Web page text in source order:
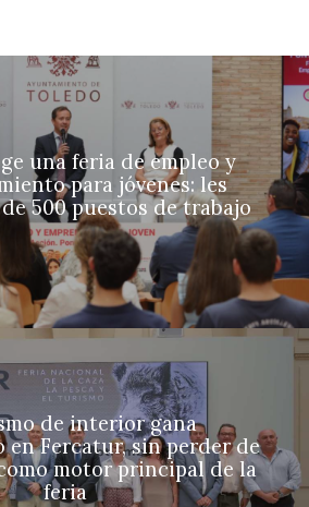
una feria de empleo y
para jóvenes: les
500 puestos de trabajo
de interior gana
en Fercatur, sin perder de
motor principal de la
feria